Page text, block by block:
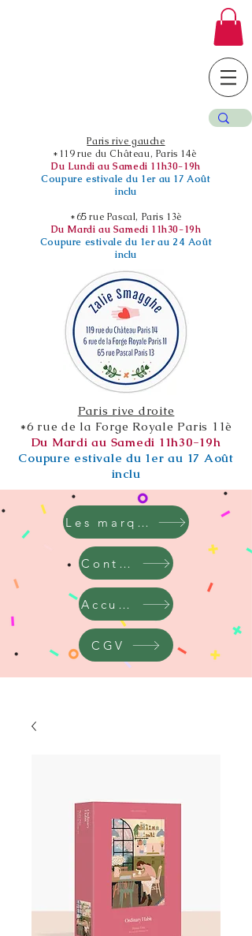
Paris rive gauche
*119 rue du Château, Paris 14è
Du Lundi au Samedi 11h30-19h
Coupure estivale du 1er au 17 Août
inclu
*65 rue Pascal, Paris 13è
Du Mardi au Samedi 11h30-19h
Coupure estivale du 1er au 24 Août
inclu
Paris rive droite
*6 rue de la Forge Royale Paris 11è
Du Mardi au Samedi 11h30-19h
Coupure estivale du 1er au 17 Août
inclu
Les marques
Contact
Accueil
CGV